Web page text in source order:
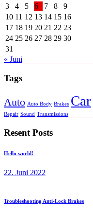
3
4 5 6 7 8
9
10 11 12 13 14 15 16
17 18 19 20 21 22 23
24 25 26 27 28 29 30
31
« Juni
Tags
Auto Auto Body Brakes Car
Repair Sound Transmissions
Resent Posts
Hello world!
22. Juni 2022
Troubleshooting Anti-Lock Brakes